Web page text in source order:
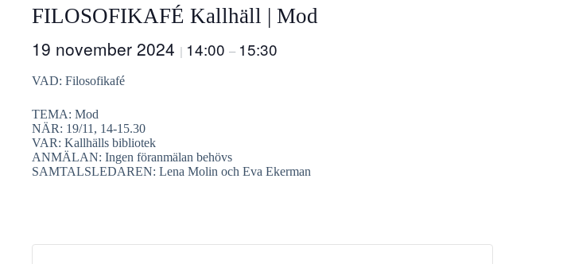
FILOSOFIKAFÉ Kallhäll | Mod
19 november 2024 | 14:00 – 15:30
VAD: Filosofikafé
TEMA: Mod
NÄR: 19/11, 14-15.30
VAR: Kallhälls bibliotek
ANMÄLAN: Ingen föranmälan behövs
SAMTALSLEDAREN: Lena Molin och Eva Ekerman